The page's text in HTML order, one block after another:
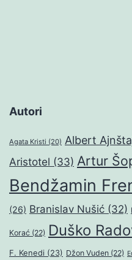
Autori
Agata Kristi (20) Albert
Aristotel (33) Artur
Bendžamin
(26) Branislav Nušić (32)
Korać (22) Duško
F. Kenedi (23) Džon Vuden (22)